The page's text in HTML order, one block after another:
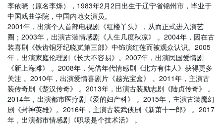
李依晓（原名李烁），1983年2月2日出生于辽宁省锦州市，毕业于
中国戏曲学院，中国内地女演员。
2001年，出演个人首部电视剧《红楼丫头》，从而正式进入演艺
圈；2003年，出演古装情感剧《人生几度秋凉》 。2004年，因在古
装喜剧《铁齿铜牙纪晓岚第三部》中饰演红莲而被观众认识。2005
年，出演家庭伦理剧《长大不容易》。2007年，出演民国爱情剧
《新上海滩》 。2008年，凭借年代情感剧《北方有佳人》获得更多
关注 。2010年，出演爱情喜剧片《越光宝盒》 。2011年，主演古
装传奇剧《楚汉传奇》 。2013年，出演古装励志剧《陆贞传奇》 。
2014年，出演都市医疗剧《爱的妇产科》 。2015年，主演古装魔幻
剧《封神英雄》。2016年，主演古装武侠剧《新萧十一郎》 。2017
年，出演都市情感剧《职场是个技术活》 。